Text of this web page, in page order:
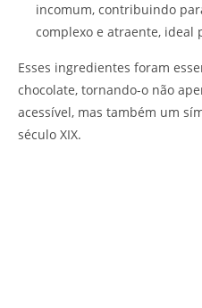
incomum, contribuindo
complexo e atraente, ideal
Esses ingredientes foram
chocolate, tornando-o não
acessível, mas também um
século XIX.